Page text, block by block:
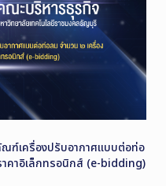
ฑ์เครื่องปรับอากาศแบบต่อท่อ
คาอิเล็กทรอนิกส์ (e-bidding)